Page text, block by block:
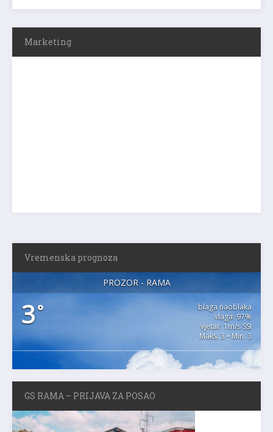
Marketing
Vremenska prognoza
PROZOR - RAMA
3°
blaga naoblaka
vlaga: 97%
vjetar: 1m/s SSI
Maks. 3 • Min. 3
GS RAMA – PRIJAVA ZA POSAO